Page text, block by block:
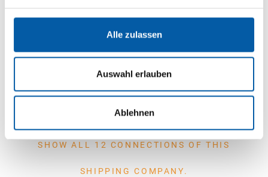
Alle zulassen
Auswahl erlauben
Ablehnen
Hirtshals
SHOW ALL 12 CONNECTIONS OF THIS
SHIPPING COMPANY.